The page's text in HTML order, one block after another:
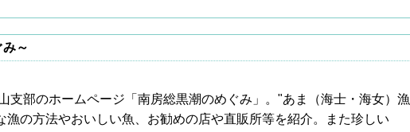
～
支部のホームページ「南房総黒潮のめぐみ」。"あま（海士・海女）漁
の方法やおいしい魚、お勧めの店や直販所等を紹介。また珍しい